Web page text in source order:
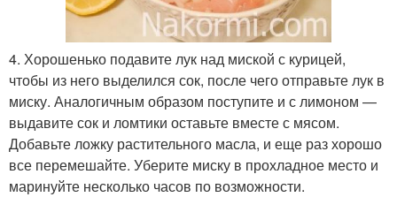
4. Хорошенько подавите лук над миской с курицей,
чтобы из него выделился сок, после чего отправьте лук в
миску. Аналогичным образом поступите и с лимоном —
выдавите сок и ломтики оставьте вместе с мясом.
Добавьте ложку растительного масла, и еще раз хорошо
все перемешайте. Уберите миску в прохладное место и
маринуйте несколько часов по возможности.